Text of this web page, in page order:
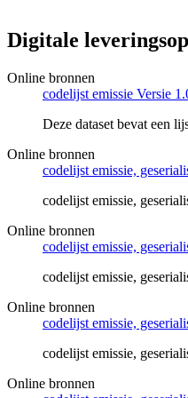
Digitale
Online bronnen
codelijst emissie Versie
Deze dataset bevat een
Online bronnen
codelijst emissie,
codelijst emissie,
Online bronnen
codelijst emissie,
codelijst emissie,
Online bronnen
codelijst emissie,
codelijst emissie,
Online bronnen